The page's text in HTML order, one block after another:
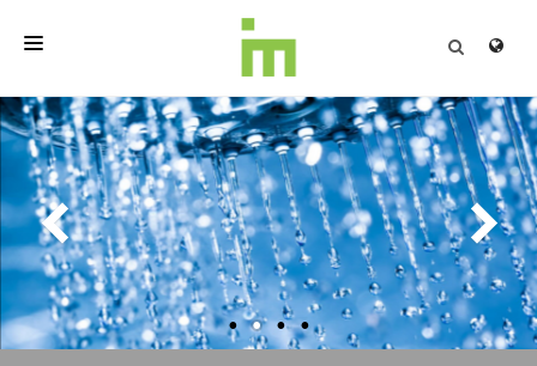
HOME
OVER
PROFESSIONELE PRODUCTEN
KWALITEIT
CONTACT
Ontdek
VEILIG WATER
Hou schimmels, protozoa en bacteriën zoals Legionella spp. tegen zonder
volumebeperking
ONZE OPLOSSINGEN